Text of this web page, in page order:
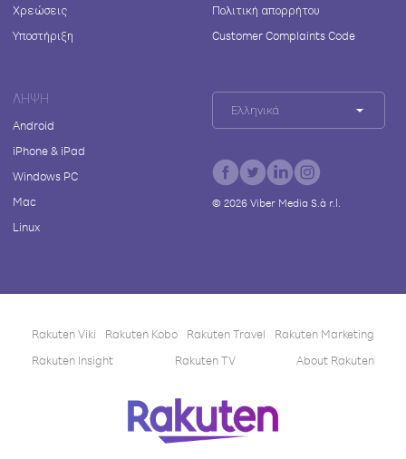
Χρεώσεις
Υποστήριξη
Πολιτική απορρήτου
Customer Complaints Code
ΛΉΨΗ
Android
iPhone & iPad
Windows PC
Mac
Linux
Ελληνικά
© 2026Viber Media S.à r.l.
Rakuten Viki Rakuten Kobo Rakuten Travel
Rakuten Marketing
Rakuten Insight
Rakuten TV About Rakuten